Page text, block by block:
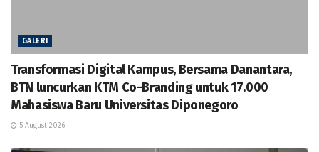
GALERI
Transformasi Digital Kampus, Bersama Danantara,
BTN luncurkan KTM Co-Branding untuk 17.000
Mahasiswa Baru Universitas Diponegoro
5 August 2026